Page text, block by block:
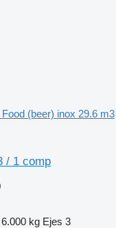
(beer) inox 29.6 m3
/ 1 comp
6.000 kg Ejes 3